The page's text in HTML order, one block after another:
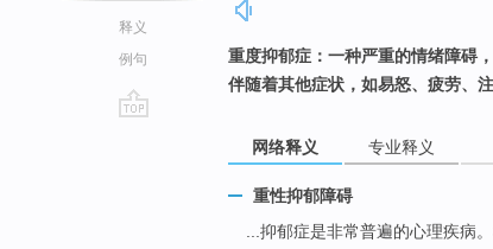
释义
例句
重度抑郁症：一种严重的情绪障碍
伴随着其他症状，如易怒、疲劳、
网络释义 专业释义
重性抑郁障碍
...抑郁症是非常普遍的心理疾病